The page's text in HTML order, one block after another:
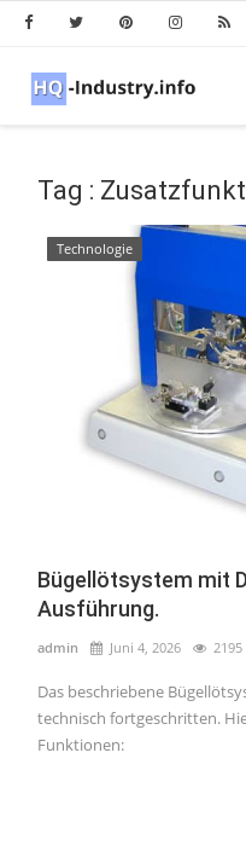
Tag :
Technologie
Bügellötsystem mit
Ausführung.
admin Juni 4, 2026 2195
Das beschriebene
technisch fortgeschritten.
Funktionen: